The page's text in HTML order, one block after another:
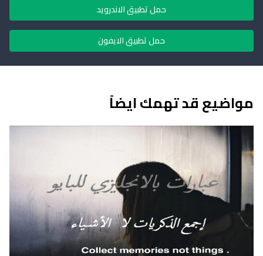
حمل تطبيق الاندرويد
حمل تطبيق الايفون
مواضيع قد تهمك ايضاً